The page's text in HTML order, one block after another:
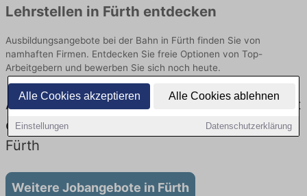
Alle Cookies akzeptieren Alle Cookies ablehnen
Einstellungen Datenschutzerklärung
Lehrstellen in Fürth entdecken
Ausbildungsangebote bei der Bahn in Fürth finden Sie von
namhaften Firmen. Entdecken Sie freie Optionen von Top-
Arbeitgebern und bewerben Sie sich noch heute.
Ausbildung in Fürth bei der Bahn: Aktuell gibt
es keine Stellenangebote für Ausbildung in
Fürth
Weitere Jobangebote in Fürth